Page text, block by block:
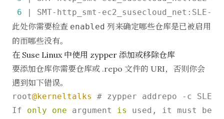
6
| SMT- http_smt - ec2_susecloud_net:SLE-
此处你需要检查 enabled 列来确定哪些仓库是已被启用
的而哪些没有。
在 Suse Linux 中使用 zypper 添加或移除仓库
要添加仓库你需要仓库或 .repo 文件的 URI，否则你会
遇到如下错误。
root@kerneltalks # zypper addrepo - c
If only one argument is used, it must be